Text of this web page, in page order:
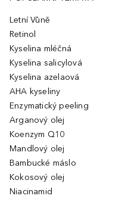
Letní Vůně
Retinol
Kyselina mléčná
Kyselina salicylová
Kyselina azelaová
AHA kyseliny
Enzymatický peeling
Arganový olej
Koenzym Q10
Mandlový olej
Bambucké máslo
Kokosový olej
Niacinamid